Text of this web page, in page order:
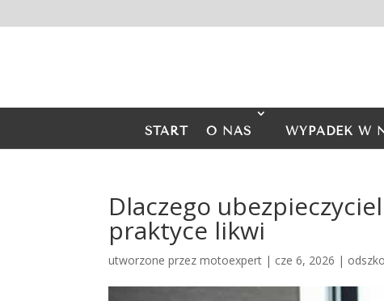
START O NAS WYPADEK W
Dlaczego
praktyce likwi
utworzone przezmotoexpert | cze 6, 2026 |